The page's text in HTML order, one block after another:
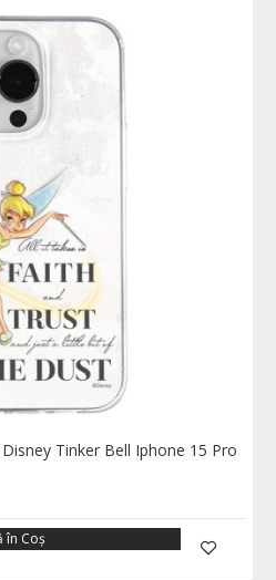
Tinker Bell Iphone 15 Pro
în Coş